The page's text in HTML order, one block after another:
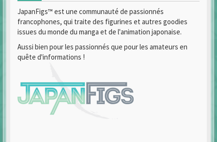
JapanFigs™ est une communauté de passionnés
francophones, qui traite des figurines et autres goodies
issues du monde du manga et de l'animation japonaise.
Aussi bien pour les passionnés que pour les amateurs en
quête d'informations !